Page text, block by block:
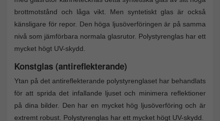
brottmotstånd och låga vikt. Men syntetiskt glas är också
känsligare för repor. Den höga ljusöverföringen är på samma
nivå som jämförbara normala glasrutor. Polystyrenglas har ett
mycket högt UV-skydd.
Konstglas (antireflekterande)
Ytan på det antireflekterande polystyrenglaset har behandlats
för att sprida det infallande ljuset och minimera reflektioner
på dina bilder. Den har en mycket hög ljusöverföring och är
extremt robust. Polystyrenglas har ett mycket högt UV-skydd.